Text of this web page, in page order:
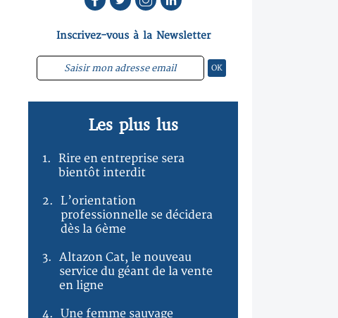
Inscrivez-vous à la Newsletter
Les plus lus
1. Rire en entreprise sera
bientôt interdit
2. L’orientation
professionnelle se décidera
dès la 6ème
3. Altazon Cat, le nouveau
service du géant de la vente
en ligne
4. Une femme sauvage